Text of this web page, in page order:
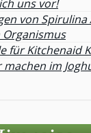
uns vor!
von Spirulina
für Kitchenaid
machen im